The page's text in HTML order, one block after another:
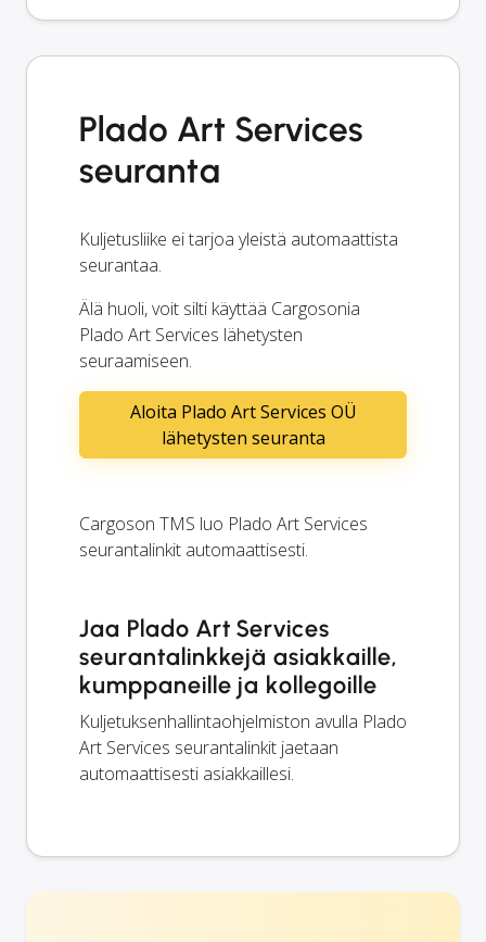
Plado Art Services
seuranta
Kuljetusliike ei tarjoa yleistä automaattista
seurantaa.
Älä huoli, voit silti käyttää Cargosonia
Plado Art Services lähetysten
seuraamiseen.
Aloita Plado Art Services OÜ
lähetysten seuranta
Cargoson TMS luo Plado Art Services
seurantalinkit automaattisesti.
Jaa Plado Art Services
seurantalinkkejä asiakkaille,
kumppaneille ja kollegoille
Kuljetuksenhallintaohjelmiston avulla Plado
Art Services seurantalinkit jaetaan
automaattisesti asiakkaillesi.